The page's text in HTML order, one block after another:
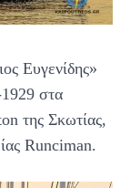
Ευγενίδης»
στα
της Σκωτίας,
Runciman.